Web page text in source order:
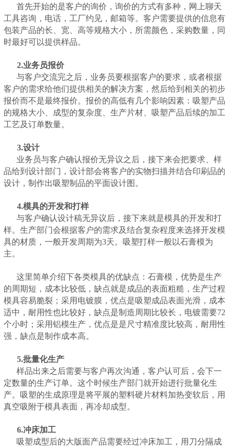
首先开始的是客户的询价，询价的方式有多种，网上聊天
工具咨询，电话，工厂约见，邮箱等。客户需要提供的信息有
包装产品的长、宽、高等规格大小，所需颜色，采购数量，同
时最好可以提供样品。
2.业务员报价
与客户交流完之后，业务员要根据客户的要求，或者根据
客户的需求给他们提供相关的解决方案，然后给到相关的初步
报价而不是最终报价。报价的高低有几个影响因素：吸塑产品
的规格大小、成型的复杂度、生产片材、吸塑产品后续的加工
工艺及订单数量。
3.设计
业务员与客户确认报价无异议之后，接下来会把要求、样
品给到设计部门，设计部会将客户的实物扫描并结合印刷品的
设计，制作出吸塑制品的平面设计图。
4.模具的开发和打样
与客户确认设计稿无异议后，接下来就是模具的开发和打
样。生产部门会根据客户的需求及结合复杂程度来选择开发模
具的材质，一般开发周期为3天。吸塑打样一般以石膏模为
主。
这里简单介绍下各类模具的优缺点：石膏模，优势是生产
的周期短，成本比较低，缺点就是成品的表面粗糙，生产过程
模具容易脆裂；采用电镀膜，优点是吸塑成品表面光滑，成本
适中，耐用性也比较好，缺点是制造周期比较长，电镀需要72
个小时；采用铝模生产，优点是是尺寸精准度比较高，耐用性
强，缺点是制作成本高。
5.批量化生产
样品出来之后需要与客户再次沟通，客户认可后，会下一
定数量的生产订单。这个时候生产部门就开始进行批量化生
产。吸塑的生成原理是将平展的塑料硬片材料加热变软后，用
真空吸附于模具表面，再冷却成型。
6.冲床加工
吸塑成型后的大版面产品需要经过冲床加工，用刀分隔成